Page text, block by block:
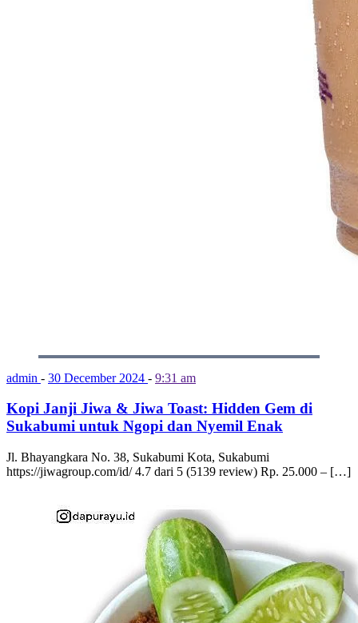
admin - 30 December 2024 - 9:31 am
Kopi Janji Jiwa & Jiwa Toast: Hidden Gem di
Sukabumi untuk Ngopi dan Nyemil Enak
Jl. Bhayangkara No. 38, Sukabumi Kota, Sukabumi
https://jiwagroup.com/id/ 4.7 dari 5 (5139 review) Rp. 25.000 – […]